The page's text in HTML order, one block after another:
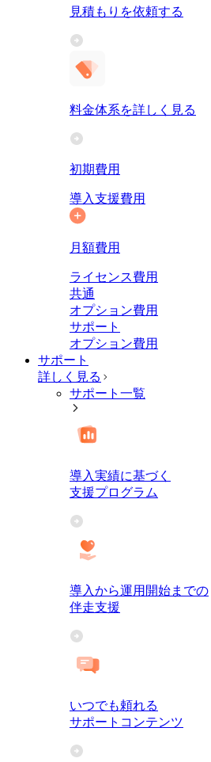
見積もりを依頼する
料金体系を詳しく見る
初期費用
導入支援費用
月額費用
ライセンス費用
共通
オプション費用
サポート
オプション費用
サポート
詳しく見る
サポート一覧
導入実績に基づく
支援プログラム
導入から運用開始までの
伴走支援
いつでも頼れる
サポートコンテンツ